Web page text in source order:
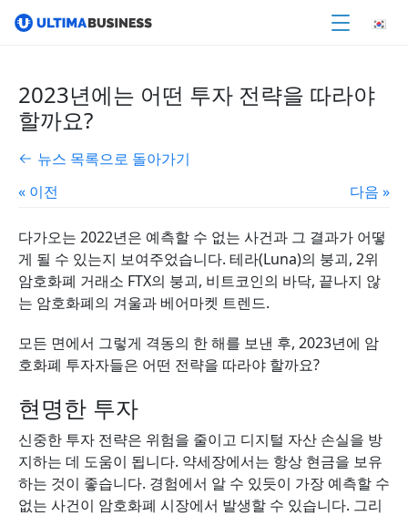
2023년에는 어떤 투자 전략을 따라야
할까요?
뉴스 목록으로 돌아가기
« 이전
다음 »
다가오는 2022년은 예측할 수 없는 사건과 그 결과가 어떻
게 될 수 있는지 보여주었습니다. 테라(Luna)의 붕괴, 2위
암호화폐 거래소 FTX의 붕괴, 비트코인의 바닥, 끝나지 않
는 암호화폐의 겨울과 베어마켓 트렌드.
모든 면에서 그렇게 격동의 한 해를 보낸 후, 2023년에 암
호화폐 투자자들은 어떤 전략을 따라야 할까요?
현명한 투자
신중한 투자 전략은 위험을 줄이고 디지털 자산 손실을 방
지하는 데 도움이 됩니다. 약세장에서는 항상 현금을 보유
하는 것이 좋습니다. 경험에서 알 수 있듯이 가장 예측할 수
없는 사건이 암호화폐 시장에서 발생할 수 있습니다. 그리